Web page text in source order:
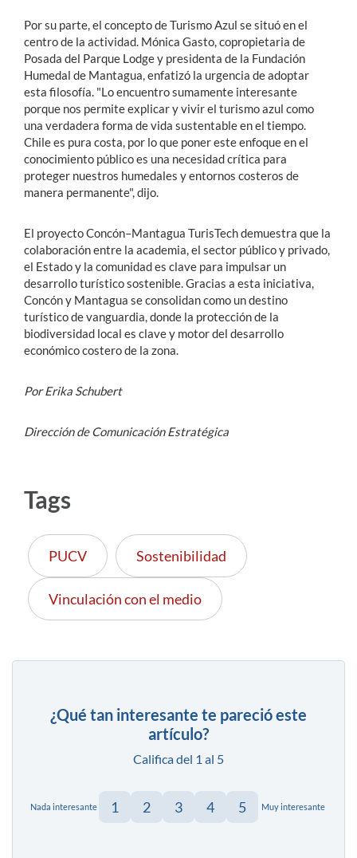
Por su parte, el concepto de Turismo Azul se situó en el
centro de la actividad. Mónica Gasto, copropietaria de
Posada del Parque Lodge y presidenta de la Fundación
Humedal de Mantagua, enfatizó la urgencia de adoptar
esta filosofía. "Lo encuentro sumamente interesante
porque nos permite explicar y vivir el turismo azul como
una verdadera forma de vida sustentable en el tiempo.
Chile es pura costa, por lo que poner este enfoque en el
conocimiento público es una necesidad crítica para
proteger nuestros humedales y entornos costeros de
manera permanente", dijo.
El proyecto Concón–Mantagua TurisTech demuestra que la
colaboración entre la academia, el sector público y privado,
el Estado y la comunidad es clave para impulsar un
desarrollo turístico sostenible. Gracias a esta iniciativa,
Concón y Mantagua se consolidan como un destino
turístico de vanguardia, donde la protección de la
biodiversidad local es clave y motor del desarrollo
económico costero de la zona.
Por Erika Schubert
Dirección de Comunicación Estratégica
Tags
PUCV Sostenibilidad
Vinculación con el medio
¿Qué tan interesante te pareció este
artículo?
Califica del 1 al 5
Nada interesante 1 2 3 4 5 Muy interesante